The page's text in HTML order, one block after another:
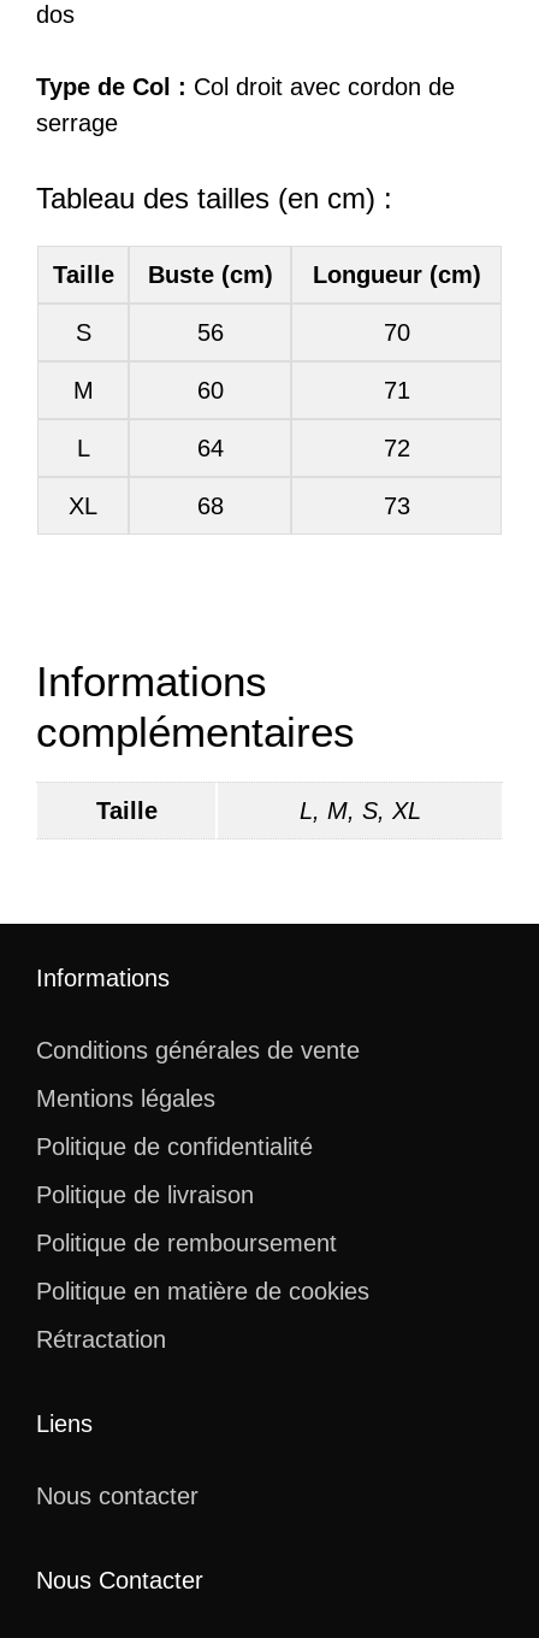
dos
Type de Col : Col droit avec cordon de
serrage
Tableau des tailles (en cm) :
Taille Buste (cm) Longueur (cm)
S 56 70
M 60 71
L 64 72
XL 68 73
Informations
complémentaires
Taille L, M, S, XL
Informations
Conditions générales de vente
Mentions légales
Politique de confidentialité
Politique de livraison
Politique de remboursement
Politique en matière de cookies
Rétractation
Liens
Nous contacter
Nous Contacter